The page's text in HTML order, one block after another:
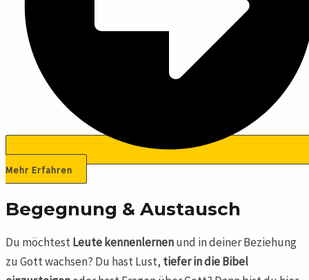
Mehr Erfahren
Begegnung & Austausch
Du möchtestLeute kennenlernenund in deiner Beziehung
zu Gott wachsen? Du hast Lust, tiefer in die Bibel